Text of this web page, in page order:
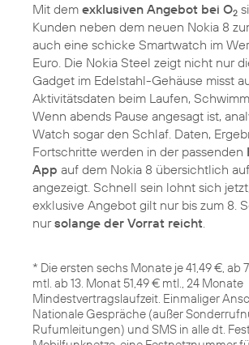
Mit dem exklusiven Angebot bei O2
Kunden neben dem neuen Nokia 8
auch eine schicke Smartwatch im
Euro. Die Nokia Steel zeigt nicht nur
Gadget im Edelstahl-Gehäuse misst
Aktivitätsdaten beim Laufen,
Wenn abends Pause angesagt ist,
Watch sogar den Schlaf. Daten,
Fortschritte werden in der passenden
App auf dem Nokia 8 übersichtlich
angezeigt. Schnell sein lohnt sich
exklusive Angebot gilt nur bis zum 8.
nursolange der Vorrat reicht.
* Die ersten sechs Monate je 41,49 €, ab
mtl. ab 13. Monat 51,49 € mtl., 24 Monate
Mindestvertragslaufzeit. Einmaliger
Nationale Gespräche (außer
Rufumleitungen) und SMS in alle dt.